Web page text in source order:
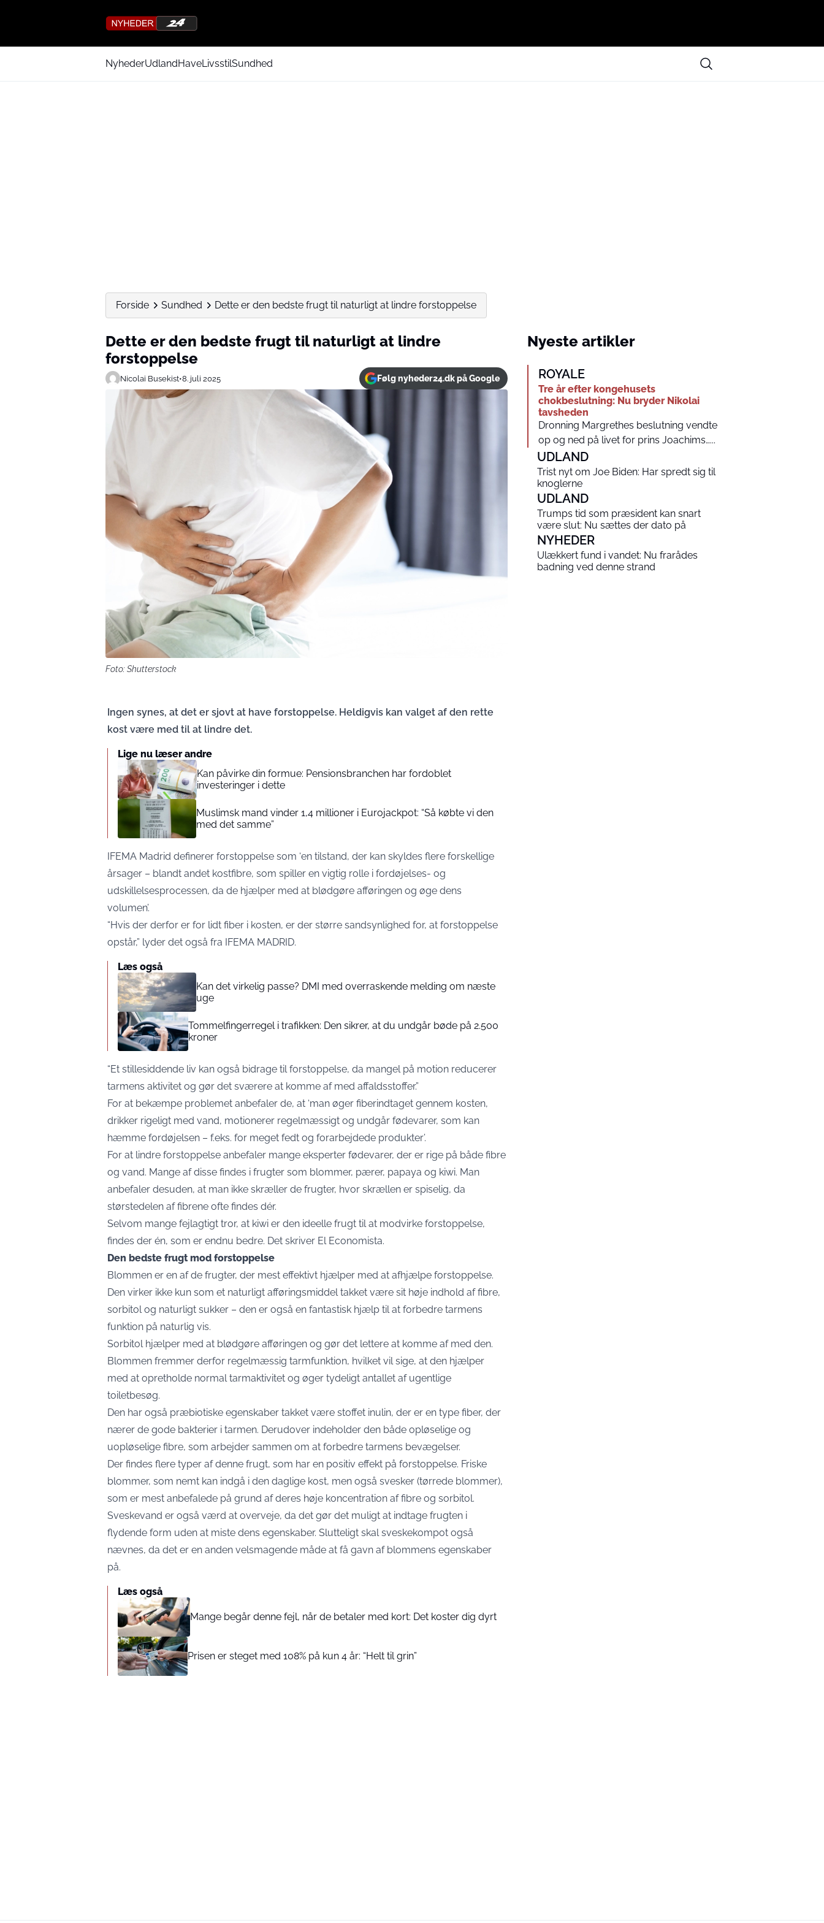
NyhederUdlandHaveLivsstilSundhed
Forside Sundhed Dette er den bedste frugt til naturligt at lindre forstoppelse
Dette er den bedste frugt til naturligt at lindre
forstoppelse
Nicolai Busekist•8. juli 2025 Følg nyheder24.dk på Google
Foto: Shutterstock
Ingen synes, at det er sjovt at have forstoppelse. Heldigvis kan valget af den rette
kost være med til at lindre det.
Lige nu læser andre
Kan påvirke din formue: Pensionsbranchen har fordoblet
investeringer i dette
Muslimsk mand vinder 1,4 millioner i Eurojackpot: “Så købte vi den
med det samme”
IFEMA Madrid definerer forstoppelse som ‘en tilstand, der kan skyldes flere forskellige
årsager – blandt andet kostfibre, som spiller en vigtig rolle i fordøjelses- og
udskillelsesprocessen, da de hjælper med at blødgøre afføringen og øge dens
volumen’.
“Hvis der derfor er for lidt fiber i kosten, er der større sandsynlighed for, at forstoppelse
opstår,” lyder det også fra IFEMA MADRID.
Læs også
Kan det virkelig passe? DMI med overraskende melding om næste
uge
Tommelfingerregel i trafikken: Den sikrer, at du undgår bøde på 2.500
kroner
“Et stillesiddende liv kan også bidrage til forstoppelse, da mangel på motion reducerer
tarmens aktivitet og gør det sværere at komme af med affaldsstoffer.”
For at bekæmpe problemet anbefaler de, at ‘man øger fiberindtaget gennem kosten,
drikker rigeligt med vand, motionerer regelmæssigt og undgår fødevarer, som kan
hæmme fordøjelsen – f.eks. for meget fedt og forarbejdede produkter’.
For at lindre forstoppelse anbefaler mange eksperter fødevarer, der er rige på både fibre
og vand. Mange af disse findes i frugter som blommer, pærer, papaya og kiwi. Man
anbefaler desuden, at man ikke skræller de frugter, hvor skrællen er spiselig, da
størstedelen af fibrene ofte findes dér.
Selvom mange fejlagtigt tror, at kiwi er den ideelle frugt til at modvirke forstoppelse,
findes der én, som er endnu bedre. Det skriver El Economista.
Den bedste frugt mod forstoppelse
Blommen er en af de frugter, der mest effektivt hjælper med at afhjælpe forstoppelse.
Den virker ikke kun som et naturligt afføringsmiddel takket være sit høje indhold af fibre,
sorbitol og naturligt sukker – den er også en fantastisk hjælp til at forbedre tarmens
funktion på naturlig vis.
Sorbitol hjælper med at blødgøre afføringen og gør det lettere at komme af med den.
Blommen fremmer derfor regelmæssig tarmfunktion, hvilket vil sige, at den hjælper
med at opretholde normal tarmaktivitet og øger tydeligt antallet af ugentlige
toiletbesøg.
Den har også præbiotiske egenskaber takket være stoffet inulin, der er en type fiber, der
nærer de gode bakterier i tarmen. Derudover indeholder den både opløselige og
uopløselige fibre, som arbejder sammen om at forbedre tarmens bevægelser.
Der findes flere typer af denne frugt, som har en positiv effekt på forstoppelse. Friske
blommer, som nemt kan indgå i den daglige kost, men også svesker (tørrede blommer),
som er mest anbefalede på grund af deres høje koncentration af fibre og sorbitol.
Sveskevand er også værd at overveje, da det gør det muligt at indtage frugten i
flydende form uden at miste dens egenskaber. Slutteligt skal sveskekompot også
nævnes, da det er en anden velsmagende måde at få gavn af blommens egenskaber
på.
Læs også
Mange begår denne fejl, når de betaler med kort: Det koster dig dyrt
Prisen er steget med 108% på kun 4 år: “Helt til grin”
Nyeste artikler
ROYALE
Tre år efter kongehusets
chokbeslutning: Nu bryder Nikolai
tavsheden
Dronning Margrethes beslutning vendte
op og ned på livet for prins Joachims…...
UDLAND
Trist nyt om Joe Biden: Har spredt sig til
knoglerne
UDLAND
Trumps tid som præsident kan snart
være slut: Nu sættes der dato på
NYHEDER
Ulækkert fund i vandet: Nu frarådes
badning ved denne strand